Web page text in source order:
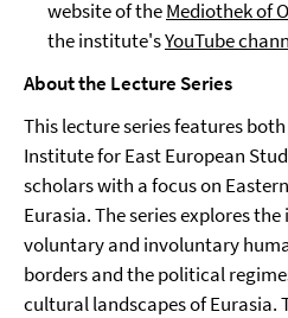
website of theMediothek of
the institute'sYouTube
About the Lecture Series
This lecture series features
Institute for East European
scholars with a focus on
Eurasia. The series explores
voluntary and involuntary
borders and the political
cultural landscapes of Eurasia.